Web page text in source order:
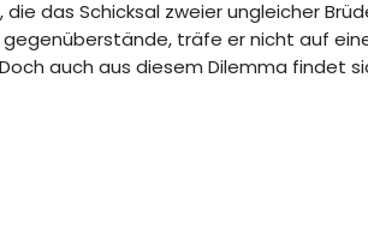
die das Schicksal zweier ungleicher
träfe er nicht auf
auch aus diesem Dilemma findet